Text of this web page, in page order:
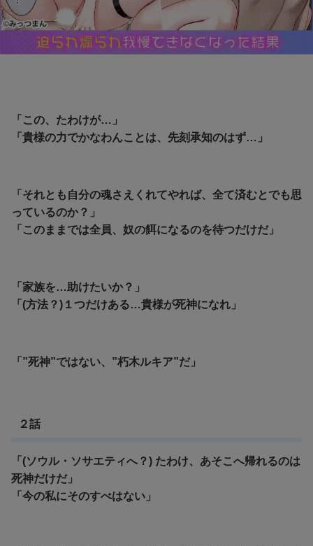
「この、たわけが…」
「 貴様の力でかなわんことは、先刻承知のはず…」
「それとも自分の魂さえくれてやれば、全て済むとでも思
っているのか？」
「このままでは全員、奴の餌になるのを待つだけだ」
「家族を…助けたいか？」
「(方法？)１つだけある…貴様が死神になれ」
「”死神”ではない、”朽木ルキア”だ」
２話
「(ソウル・ソサエティへ？) たわけ、あそこへ帰れるのは
死神だけだ」
「今の私にそのすべはない」